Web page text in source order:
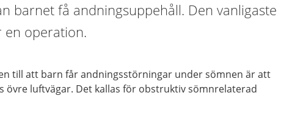
barnet få andningsuppehåll. Den vanligaste
en operation.
till att barn får andningsstörningar under sömnen är att
övre luftvägar. Det kallas för obstruktiv sömnrelaterad